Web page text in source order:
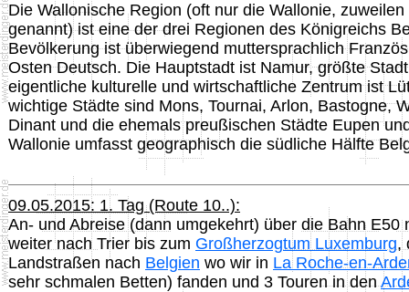
Die Wallonische Region (oft nur die Wallonie,
genannt) ist eine der drei Regionen des Königreichs
Bevölkerung ist überwiegend muttersprachlich
Osten Deutsch. Die Hauptstadt ist Namur, größte
eigentliche kulturelle und wirtschaftliche Zentrum ist
wichtige Städte sind Mons, Tournai, Arlon, Bastogne,
Dinant und die ehemals preußischen Städte Eupen
Wallonie umfasst geographisch die südliche Hälfte
09.05.2015: 1. Tag (Route 10..):
An- und Abreise (dann umgekehrt) über die Bahn E50
weiter nach Trier bis zum Großherzogtum Luxemburg,
Landstraßen nach Belgien wo wir in La Roche-en-
sehr schmalen Betten) fanden und 3 Touren in den